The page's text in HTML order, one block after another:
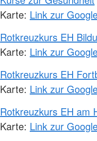
Karte: Link zur
Rotkreuzkurs EH
Karte: Link zur
Rotkreuzkurs EH
Karte: Link zur
Rotkreuzkurs EH am
Karte: Link zur